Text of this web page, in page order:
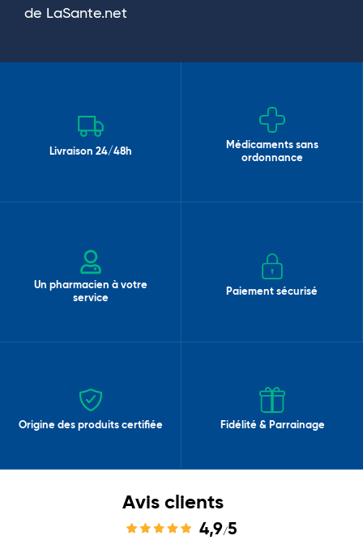
de LaSante.net
Livraison 24/48h
Médicaments sans
ordonnance
Un pharmacien à votre
service
Paiement sécurisé
Origine des produits certifiée Fidélité & Parrainage
Avis clients
4,9/5